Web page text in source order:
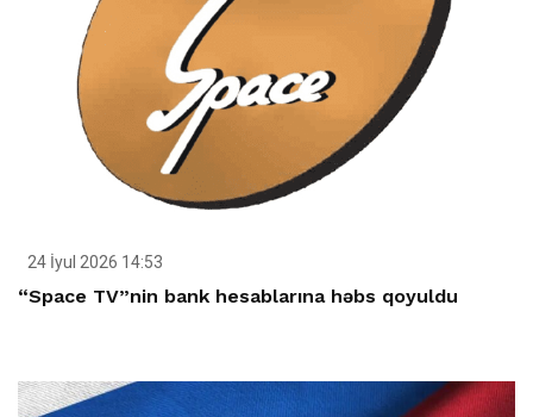
24 İyul 2026 14:53
“Space TV”nin bank hesablarına həbs qoyuldu